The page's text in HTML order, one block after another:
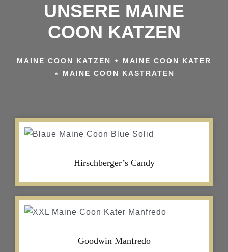
UNSERE MAINE
COON KATZEN
MAINE COON KATZEN ⋆ MAINE COON KATER
⋆ MAINE COON KASTRATEN
Hirschberger’s Candy
Goodwin Manfredo